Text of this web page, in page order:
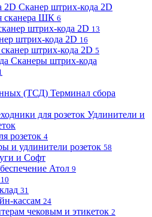
Сканер штрих-кода 2D
сканера ШК 6
штрих-кода 2D 13
штрих-кода 2D 16
штрих-кода 2D 5
Сканеры штрих-кода
Терминал сбора
Удлинители и
розеток 4
и удлинители розеток 58
и Софт
Атол 9
10
31
кассам 24
чековым и этикеток 2